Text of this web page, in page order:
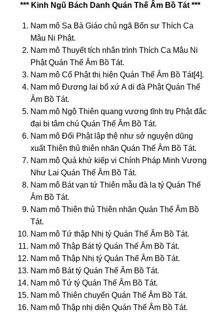
*** Kinh Ngũ Bách Danh Quán Thế Âm Bồ Tát ***
Nam mô Sa Bà Giáo chủ ngã Bổn sư Thích Ca
Mâu Ni Phật.
Nam mô Thuyết tích nhân trình Thích Ca Mâu Ni
Phật Quán Thế Âm Bồ Tát.
Nam mô Cổ Phật thị hiện Quán Thế Âm Bồ Tát[4].
Nam mô Đương lai bổ xứ A di đà Phật Quán Thế
Âm Bồ Tát.
Nam mô Ngộ Thiên quang vương tĩnh trụ Phật đắc
đại bi tâm chú Quán Thế Âm Bồ Tát.
Nam mô Đối Phật lập thệ như sở nguyện dũng
xuất Thiên thủ thiên nhãn Quán Thế Âm Bồ Tát.
Nam mô Quá khứ kiếp vi Chính Pháp Minh Vương
Như Lai Quán Thế Âm Bồ Tát.
Nam mô Bát vạn tứ Thiên mẫu đà la tý Quán Thế
Âm Bồ Tát.
Nam mô Thiên thủ Thiên nhãn Quán Thế Âm Bồ
Tát.
Nam mô Tứ thập Nhị tý Quán Thế Âm Bồ Tát.
Nam mô Thập Bát tý Quán Thế Âm Bồ Tát.
Nam mô Thập Nhị tý Quán Thế Âm Bồ Tát.
Nam mô Bát tý Quán Thế Âm Bồ Tát.
Nam mô Tứ tý Quán Thế Âm Bồ Tát.
Nam mô Thiên chuyển Quán Thế Âm Bồ Tát.
Nam mô Thập nhị diện Quán Thế Âm Bồ Tát.